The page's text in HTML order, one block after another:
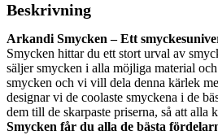
Beskrivning
Arkandi Smycken – Ett
Smycken hittar du ett stort urval av
säljer smycken i alla möjliga material
smycken och vi vill dela denna kärlek
designar vi de coolaste smyckena i de
dem till de skarpaste priserna, så att alla
Smycken får du alla de bästa